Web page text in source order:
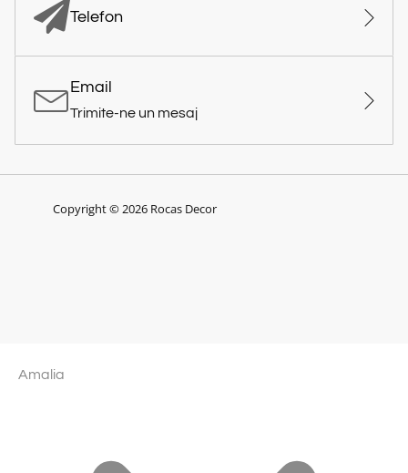
Telefon
Email
Trimite-ne un mesaj
Copyright © 2026 Rocas Decor
Amalia